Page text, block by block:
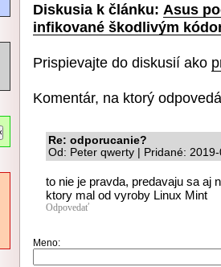
Diskusia k článku: Asus
infikované škodlivým
Prispievajte do diskusií ako
Komentár, na ktorý
Re: odporucanie?
Od: Peter qwerty | Pridané:
to nie je pravda, predavaju sa aj
ktory mal od vyroby Linux Mint
Odpovedať
Meno: